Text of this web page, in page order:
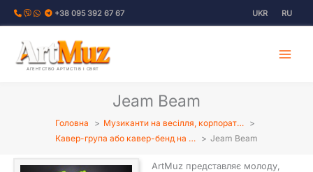
Перейти
+38 095 392 67 67 UKR RU
АГЕНТСТВО АРТИСТІВ І СВЯТ
Jeam Beam
Головна
Музиканти на весілля, корпорат…
Кавер-група або кавер-бенд на …
Jeam Beam
ArtMuz представляє молоду,